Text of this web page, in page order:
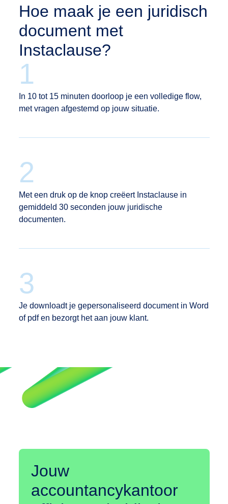
België
Nederland
Hoe maak je een juridisch
document met
Instaclause?
1
In 10 tot 15 minuten doorloop je een volledige flow,
met vragen afgestemd op jouw situatie.
2
Met een druk op de knop creëert Instaclause in
gemiddeld 30 seconden jouw juridische
documenten.
3
Je downloadt je gepersonaliseerd document in Word
of pdf en bezorgt het aan jouw klant.
Jouw
accountancykantoor